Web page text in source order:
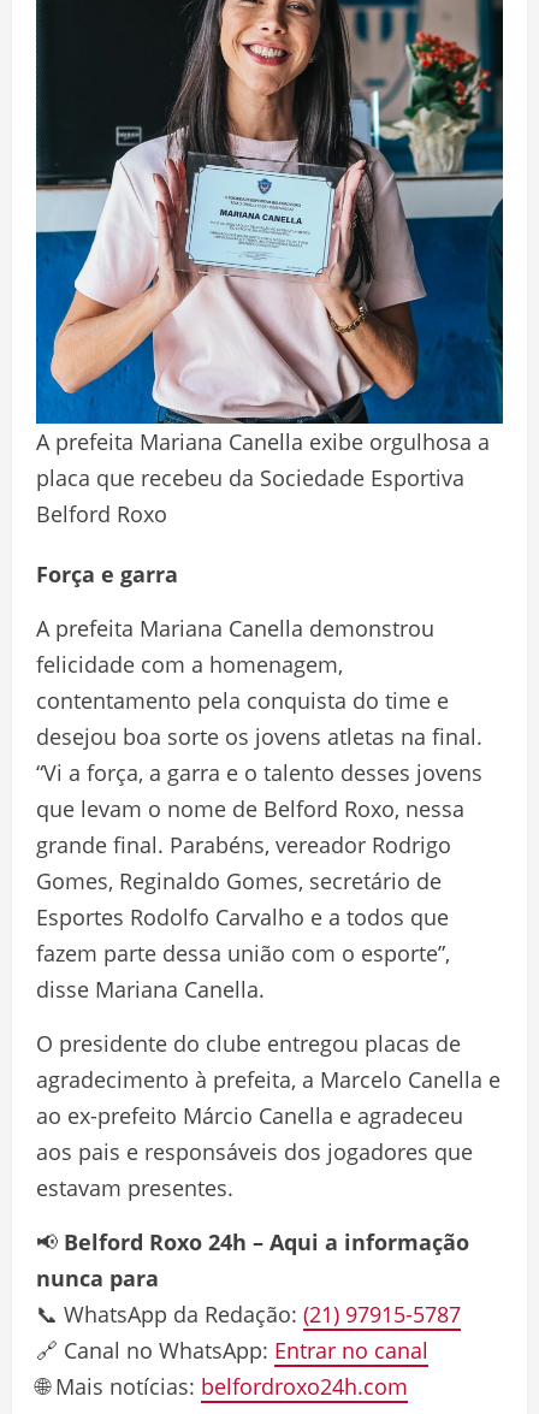
A prefeita Mariana Canella exibe orgulhosa a
placa que recebeu da Sociedade Esportiva
Belford Roxo
Força e garra
A prefeita Mariana Canella demonstrou
felicidade com a homenagem,
contentamento pela conquista do time e
desejou boa sorte os jovens atletas na final.
“Vi a força, a garra e o talento desses jovens
que levam o nome de Belford Roxo, nessa
grande final. Parabéns, vereador Rodrigo
Gomes, Reginaldo Gomes, secretário de
Esportes Rodolfo Carvalho e a todos que
fazem parte dessa união com o esporte”,
disse Mariana Canella.
O presidente do clube entregou placas de
agradecimento à prefeita, a Marcelo Canella e
ao ex-prefeito Márcio Canella e agradeceu
aos pais e responsáveis dos jogadores que
estavam presentes.
📢 Belford Roxo 24h – Aqui a informação
nunca para
📞 WhatsApp da Redação: (21) 97915-5787
🔗 Canal no WhatsApp: Entrar no canal
🌐 Mais notícias: belfordroxo24h.com